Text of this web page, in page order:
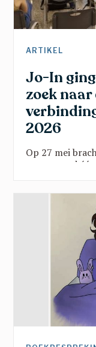
ARTIKEL
Jo-In
zoek
2026
Op 27 mei
samen rond
doorbreek
en zet hun
namiddag vol
perspectieven.